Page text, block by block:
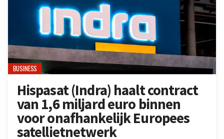
BUSINESS
Hispasat (Indra) haalt contract
van 1,6 miljard euro binnen
voor onafhankelijk Europees
satellietnetwerk